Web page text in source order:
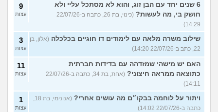
6 שנים יחד עם הבן זוג, והוא לא מסתכל עליי ולא
חושק בי, מה לעשות?
(כינוי, בת 26, כתבה ב-22/07/26
14:29)
9
עצות
שילוב משרה מלאה עם לימודים דו חוגיים בכלכלה (אלון, בן
22, כתב ב-22/07/26 14:20)
3
עצות
האם יש מישהי שמזדהה עם בדידות חברתית
כתוצאה ממראה חיצוני?
(אחת, בת 34, כתבה ב-22/07/26
14:11)
11
עצות
ויתור על לוחמה בבקו״ם מה עושים אחרי?
כתבה ב-22/07/26 14:02)
1
עצות